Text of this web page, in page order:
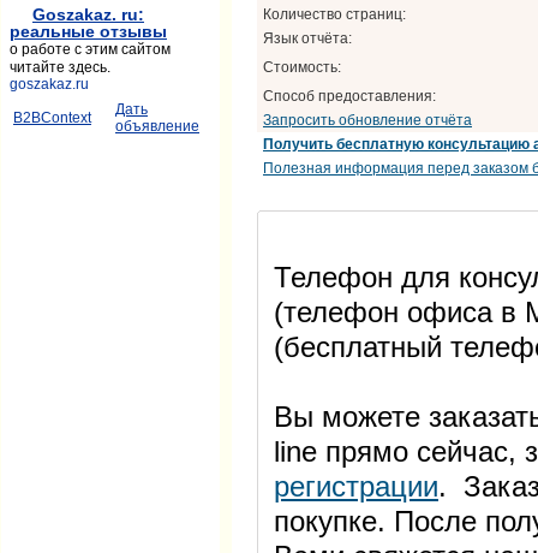
Количество страниц:
Язык отчёта:
Стоимость:
Способ предоставления:
Запросить обновление отчёта
Получить бесплатную консультацию
Полезная информация перед заказом
Телефон для
(телефон офиса в
(бесплатный
Вы можете
line прямо
регистрации.
покупке. После
Goszakaz. ru:
реальные отзывы
о работе с этим сайтом
читайте здесь.
goszakaz.ru
B2BContext
Дать
объявление